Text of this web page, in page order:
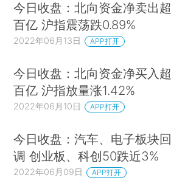
今日收盘：北向资金净卖出超
百亿 沪指震荡跌0.89%
2022年06月13日 APP打开
今日收盘：北向资金净买入超
百亿 沪指放量涨1.42%
2022年06月10日 APP打开
今日收盘：汽车、电子板块回
调 创业板、科创50跌近3%
2022年06月09日 APP打开